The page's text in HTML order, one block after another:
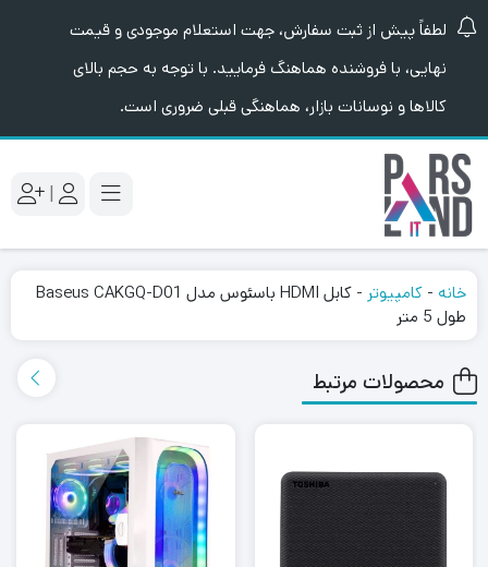
لطفاً پیش از ثبت سفارش، جهت استعلام موجودی و قیمت
نهایی، با فروشنده هماهنگ فرمایید. با توجه به حجم بالای
کالاها و نوسانات بازار، هماهنگی قبلی ضروری است.
|
خانه - کامپیوتر -
کابل HDMI باسئوس مدل Baseus CAKGQ-D01
طول 5 متر
محصولات مرتبط